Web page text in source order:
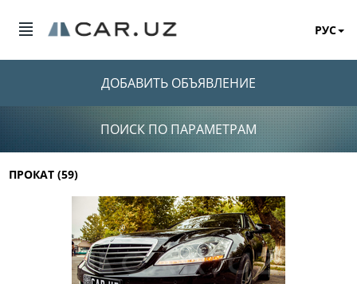
РУС
ДОБАВИТЬ ОБЪЯВЛЕНИЕ
ПОИСК ПО ПАРАМЕТРАМ
ПРОКАТ (59)